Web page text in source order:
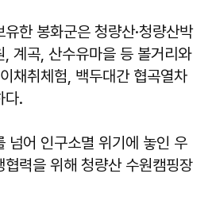
한 봉화군은 청량산·청량산박
, 계곡, 산수유마을 등 볼거리와
채취체험, 백두대간 협곡열차
다.
넘어 인구소멸 위기에 놓인 우
력을 위해 청량산 수원캠핑장